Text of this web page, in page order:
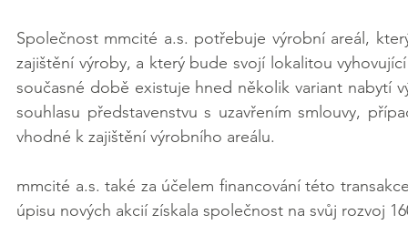
Společnost mmcité a.s. potřebuje výrobní areál,
zajištění výroby, a který bude svojí lokalitou
současné době existuje hned několik variant nabytí
souhlasu představenstvu s uzavřením smlouvy,
vhodné k zajištění výrobního areálu.
mmcité a.s. také za účelem financování této
úpisu nových akcií získala společnost na svůj rozvoj